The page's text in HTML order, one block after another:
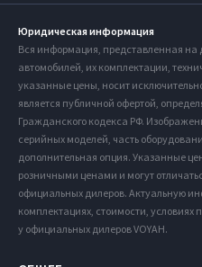
Юридическая информация
Вся информация, представленная
автомобилей, их комплектации,
указанные цены, носит
является публичной офертой,
Гражданского кодекса РФ.
серийных моделей, часть
дополнительная опция. Указанные
розничными ценами и могут
официальных дилеров. Актуальную
комплектациях, стоимости, условиях
у официальных дилеров VOYAH.